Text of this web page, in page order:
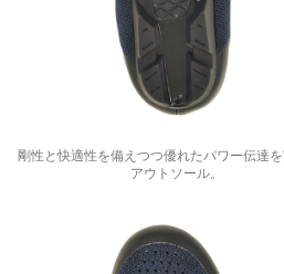
剛性と快適性を備えつつ優れたパワー伝達
アウトソール。